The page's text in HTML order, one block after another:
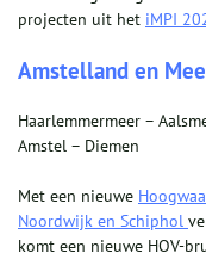
projecten uit het iMPI
Amstelland en
Haarlemmermeer –
Amstel – Diemen
Met een nieuwe
Noordwijk en Schiphol
komt een nieuwe HOV-